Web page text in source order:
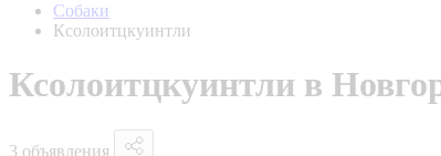
Собаки
Ксолоитцкуинтли
Ксолоитцкуинтли в
3 объявления